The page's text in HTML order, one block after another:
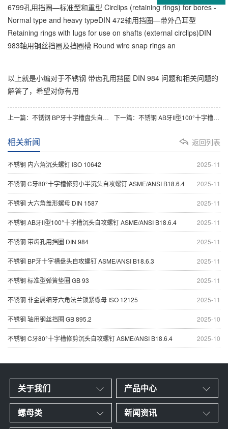
6799孔用挡圈—标准型和重型 Circlips (retaining rings) for bores -
Normal type and heavy typeDIN 472轴用挡圈—带外凸耳型
Retaining rings with lugs for use on shafts (external circlips)DIN
983轴用钢丝挡圈及挡圈槽 Round wire snap rings an
以上就是小编对于不锈钢 带齿孔用挡圈 DIN 984 问题和相关问题的
解答了，希望对你有用
上一篇： 不锈钢 BP牙十字槽盘头自攻螺钉 ASME/ANSI B18.6.3 下一篇： 不锈钢 AB牙II型100°十字槽沉头自攻螺钉 ASME/ANSI B18.6.4
返回列表
相关新闻
2025-11
不锈钢 内六角沉头螺钉 ISO 10642
2025-11
不锈钢 C牙80°十字槽修剪小半沉头自攻螺钉 ASME/ANSI B18.6.4
2025-11
不锈钢 大六角盖形螺母 DIN 1587
2025-11
不锈钢 AB牙II型100°十字槽沉头自攻螺钉 ASME/ANSI B18.6.4
2025-11
不锈钢 带齿孔用挡圈 DIN 984
2025-11
不锈钢 BP牙十字槽盘头自攻螺钉 ASME/ANSI B18.6.3
2025-11
不锈钢 标准型弹簧垫圈 GB 93
2025-11
不锈钢 非金属细牙六角法兰锁紧螺母 ISO 12125
2025-10
不锈钢 轴用钢丝挡圈 GB 895.2
2025-10
不锈钢 C牙80°十字槽修剪沉头自攻螺钉 ASME/ANSI B18.6.4
关于我们 产品中心
螺母类 新闻资讯